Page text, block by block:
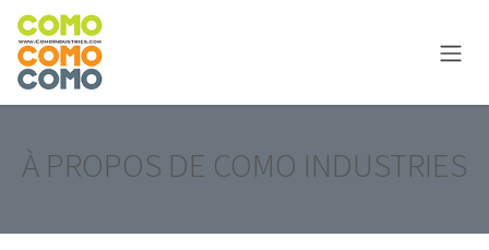
Skip to Content
À PROPOS DE COMO INDUSTRIES